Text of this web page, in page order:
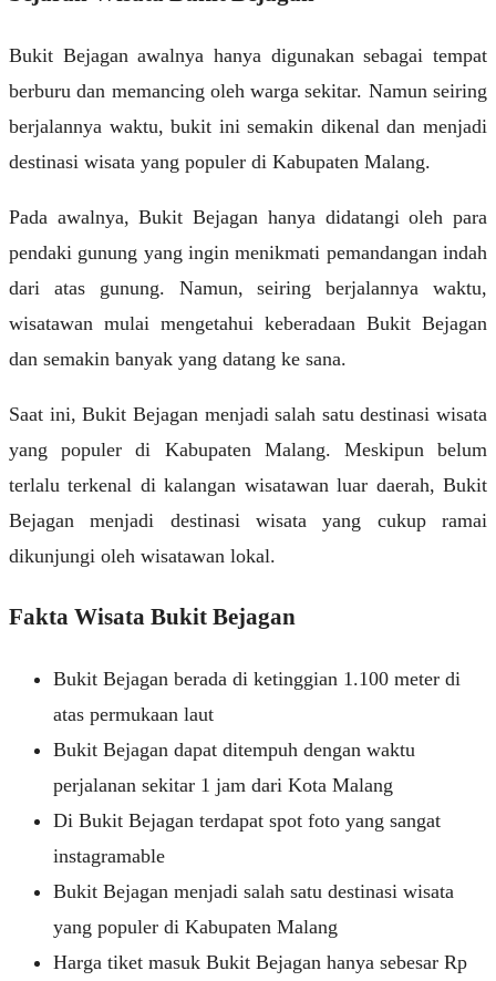
Bukit Bejagan awalnya hanya digunakan sebagai tempat
berburu dan memancing oleh warga sekitar. Namun seiring
berjalannya waktu, bukit ini semakin dikenal dan menjadi
destinasi wisata yang populer di Kabupaten Malang.
Pada awalnya, Bukit Bejagan hanya didatangi oleh para
pendaki gunung yang ingin menikmati pemandangan indah
dari atas gunung. Namun, seiring berjalannya waktu,
wisatawan mulai mengetahui keberadaan Bukit Bejagan
dan semakin banyak yang datang ke sana.
Saat ini, Bukit Bejagan menjadi salah satu destinasi wisata
yang populer di Kabupaten Malang. Meskipun belum
terlalu terkenal di kalangan wisatawan luar daerah, Bukit
Bejagan menjadi destinasi wisata yang cukup ramai
dikunjungi oleh wisatawan lokal.
Fakta Wisata Bukit Bejagan
Bukit Bejagan berada di ketinggian 1.100 meter di
atas permukaan laut
Bukit Bejagan dapat ditempuh dengan waktu
perjalanan sekitar 1 jam dari Kota Malang
Di Bukit Bejagan terdapat spot foto yang sangat
instagramable
Bukit Bejagan menjadi salah satu destinasi wisata
yang populer di Kabupaten Malang
Harga tiket masuk Bukit Bejagan hanya sebesar Rp